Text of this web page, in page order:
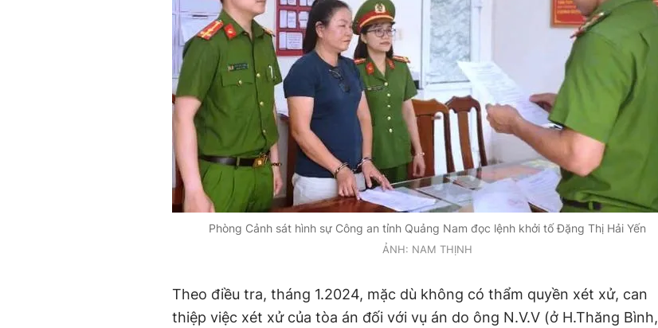
Phòng Cảnh sát hình sự Công an tỉnh Quảng Nam đọc lệnh khởi tố Đặng Thị Hải Yến
ẢNH: NAM THỊNH
Theo điều tra, tháng 1.2024, mặc dù không có thẩm quyền xét xử, can
thiệp việc xét xử của tòa án đối với vụ án do ông N.V.V (ở H.Thăng Bình,